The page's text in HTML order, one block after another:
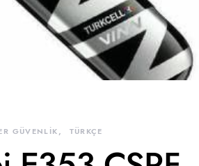
GÜVENLİK TÜRKÇE